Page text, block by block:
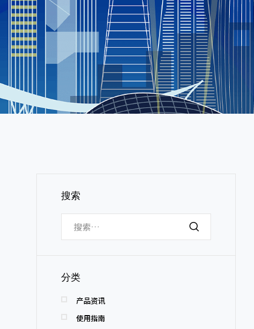
搜索
分类
产品资讯
使用指南